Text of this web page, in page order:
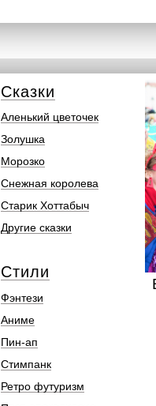
Сказки
Аленький цветочек
Золушка
Морозко
Снежная королева
Старик Хоттабыч
Другие сказки
Стили
Фэнтези
Аниме
Пин-ап
Стимпанк
Ретро футуризм